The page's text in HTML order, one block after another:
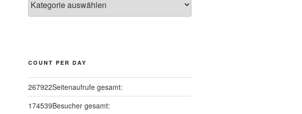
COUNT PER DAY
267922Seitenaufrufe gesamt:
174539Besucher gesamt: